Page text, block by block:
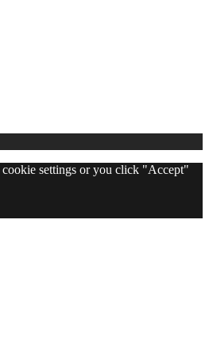
settings or you click "Accept"